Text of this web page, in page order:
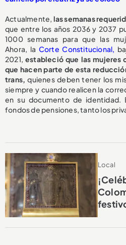
Actualmente, las semanas
que entre los años 2036 y 2037
1000 semanas para que las
Ahora, la Corte Constitucional,
2021, estableció que las mujeres
que hacen parte de esta
trans,quienes deben tener los
siempre y cuando realicen la
en su documento de identidad.
fondos de pensiones, tanto los
Local